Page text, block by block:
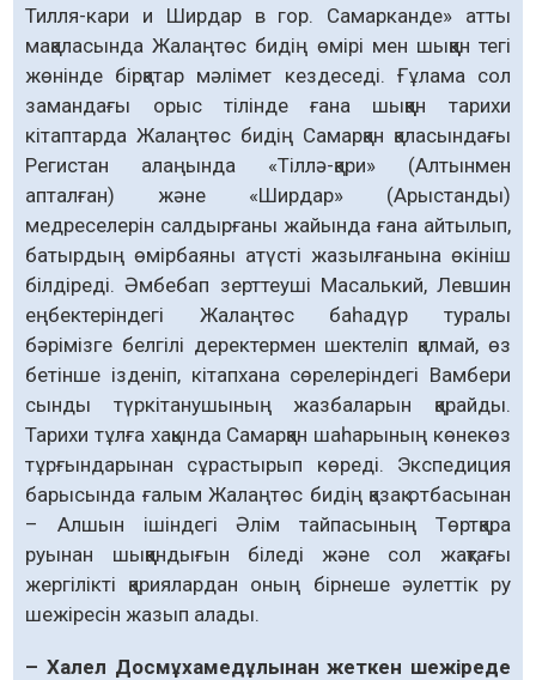
Тилля-кари и Ширдар в гор. Самарканде» атты
мақаласында Жалаңтөс бидің өмірі мен шыққан тегі
жөнінде бірқатар мәлімет кездеседі. Ғұлама сол
замандағы орыс тілінде ғана шыққан тарихи
кітаптарда Жалаңтөс бидің Самарқан қаласындағы
Регистан алаңында «Тіллә-қари» (Алтынмен
апталған) және «Ширдар» (Арыстанды)
медреселерін салдырғаны жайында ғана айтылып,
батырдың өмірбаяны атүсті жазылғанына өкініш
білдіреді. Әмбебап зерттеуші Масалький, Левшин
еңбектеріндегі Жалаңтөс баһадүр туралы
бәрімізге белгілі деректермен шектеліп қалмай, өз
бетінше ізденіп, кітапхана сөрелеріндегі Вамбери
сынды түркітанушының жазбаларын қарайды.
Тарихи тұлға хақында Самарқан шаһарының көнекөз
тұрғындарынан сұрастырып көреді. Экспедиция
барысында ғалым Жалаңтөс бидің қазақ отбасынан
– Алшын ішіндегі Әлім тайпасының Төртқара
руынан шыққандығын біледі және сол жақтағы
жергілікті қариялардан оның бірнеше әулеттік ру
шежіресін жазып алады.
– Халел Досмұхамедұлынан жеткен шежіреде